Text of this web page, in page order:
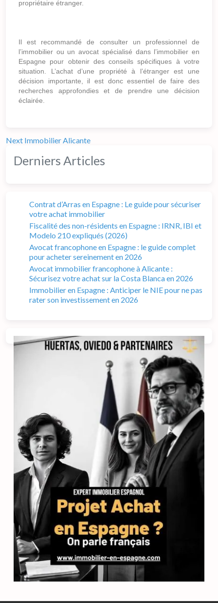
propriétaire étranger.
Il est recommandé de consulter un professionnel de
l’immobilier ou un avocat spécialisé dans l’immobilier en
Espagne pour obtenir des conseils spécifiques à votre
situation. L’achat d’une propriété à l’étranger est une
décision importante, il est donc essentiel de faire des
recherches approfondies et de prendre une décision
éclairée.
Next Immobilier Alicante
Derniers Articles
Contrat d’Arras en Espagne : Le guide pour sécuriser
votre achat immobilier
Fiscalité des non-résidents en Espagne : IRNR, IBI et
Modelo 210 expliqués (2026)
Avocat francophone en Espagne : le guide complet
pour acheter sereinement en 2026
Avocat immobilier francophone à Alicante :
Sécurisez votre achat sur la Costa Blanca en 2026
Immobilier en Espagne : Anticiper le NIE pour ne pas
rater son investissement en 2026